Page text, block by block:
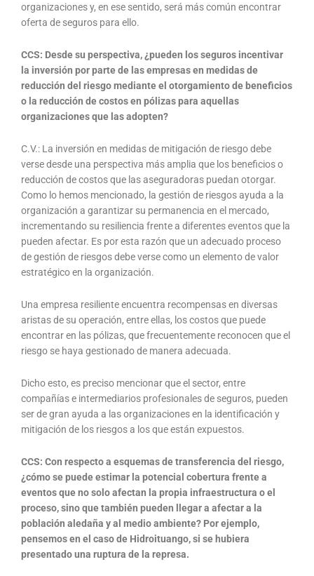
organizaciones y, en ese sentido, será más común encontrar
oferta de seguros para ello.
CCS: Desde su perspectiva, ¿pueden los seguros incentivar
la inversión por parte de las empresas en medidas de
reducción del riesgo mediante el otorgamiento de beneficios
o la reducción de costos en pólizas para aquellas
organizaciones que las adopten?
C.V.: La inversión en medidas de mitigación de riesgo debe
verse desde una perspectiva más amplia que los beneficios o
reducción de costos que las aseguradoras puedan otorgar.
Como lo hemos mencionado, la gestión de riesgos ayuda a la
organización a garantizar su permanencia en el mercado,
incrementando su resiliencia frente a diferentes eventos que la
pueden afectar. Es por esta razón que un adecuado proceso
de gestión de riesgos debe verse como un elemento de valor
estratégico en la organización.
Una empresa resiliente encuentra recompensas en diversas
aristas de su operación, entre ellas, los costos que puede
encontrar en las pólizas, que frecuentemente reconocen que el
riesgo se haya gestionado de manera adecuada.
Dicho esto, es preciso mencionar que el sector, entre
compañías e intermediarios profesionales de seguros, pueden
ser de gran ayuda a las organizaciones en la identificación y
mitigación de los riesgos a los que están expuestos.
CCS: Con respecto a esquemas de transferencia del riesgo,
¿cómo se puede estimar la potencial cobertura frente a
eventos que no solo afectan la propia infraestructura o el
proceso, sino que también pueden llegar a afectar a la
población aledaña y al medio ambiente? Por ejemplo,
pensemos en el caso de Hidroituango, si se hubiera
presentado una ruptura de la represa.